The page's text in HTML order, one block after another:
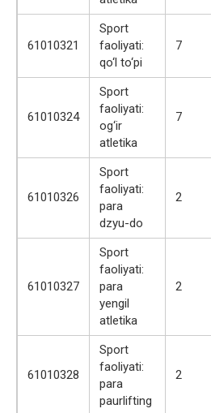
61010321
Sport
faoliyati:
qo‘l to‘pi
7
61010324
Sport
faoliyati:
og‘ir
atletika
7
61010326
Sport
faoliyati:
para
dzyu-do
2
61010327
Sport
faoliyati:
para
yengil
atletika
2
61010328
Sport
faoliyati:
para
paurlifting
2